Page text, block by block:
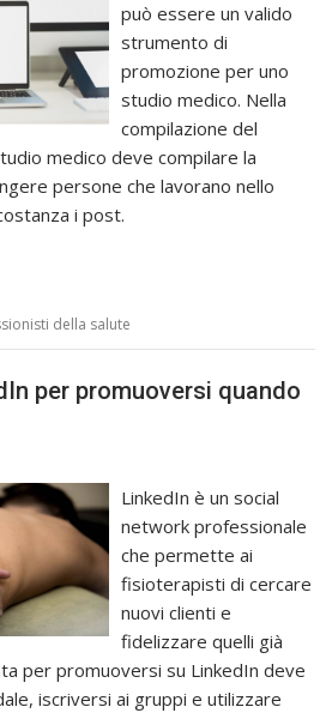
può essere un valido
strumento di
promozione per uno
studio medico. Nella
compilazione del
medico deve compilare la
persone che lavorano nello
i post.
della salute
per promuoversi quando
LinkedIn è un social
network professionale
che permette ai
fisioterapisti di cercare
nuovi clienti e
fidelizzare quelli già
per promuoversi su LinkedIn deve
iscriversi ai gruppi e utilizzare